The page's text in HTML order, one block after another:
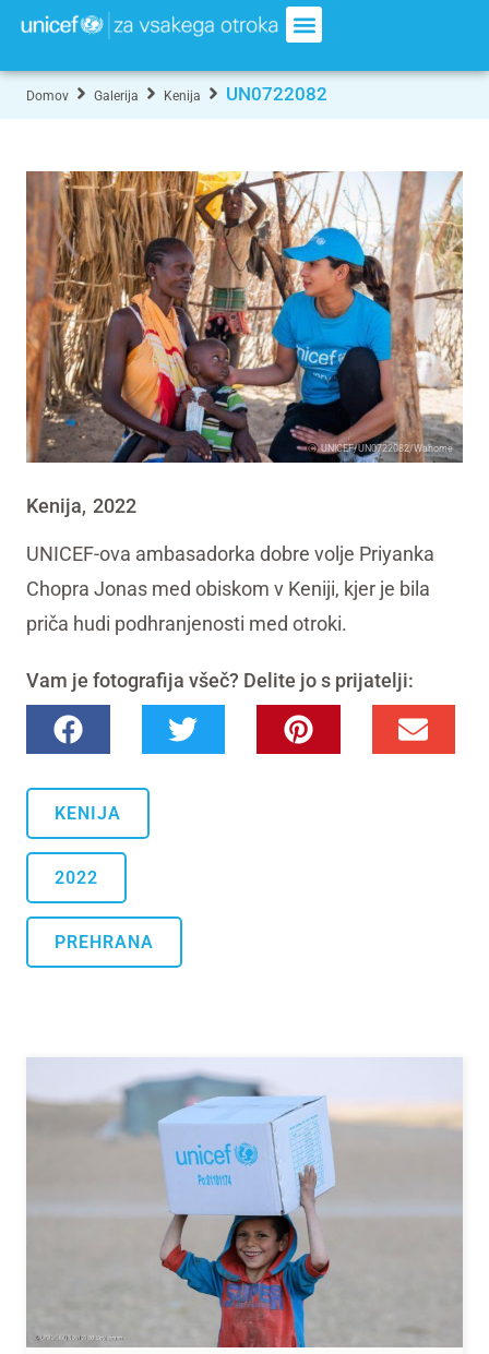
Domov Galerija Kenija UN0722082
UNICEF/UN0722082/Wahome
Kenija, 2022
UNICEF-ova ambasadorka dobre volje Priyanka
Chopra Jonas med obiskom v Keniji, kjer je bila
priča hudi podhranjenosti med otroki.
Vam je fotografija všeč? Delite jo s prijatelji:
KENIJA
2022
PREHRANA